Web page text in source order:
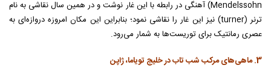
Mendelssohn) آهنگی در رابطه با این غار نوشت و در همین سال نقاشی به نام
ترنر (turner) نیز این غار را نقاشی نمود؛ بنابراین این مکان امروزه دروازه‌ای به
عصری رمانتیک برای توریست‌ها به شمار می‌رود.
3. ماهی‌های مرکب شب تاب در خلیج تویاما، ژاپن